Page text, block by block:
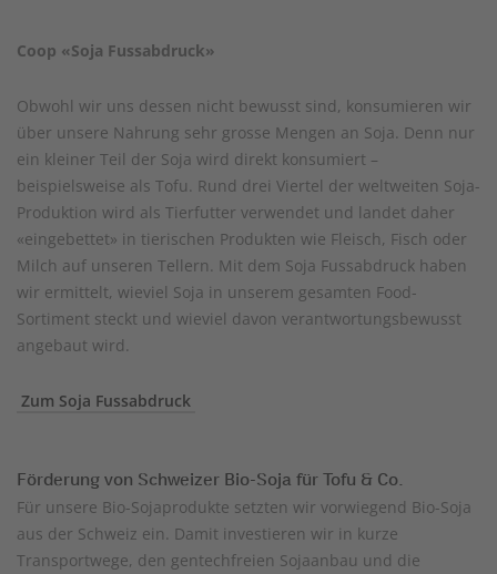
Coop «Soja Fussabdruck»
Obwohl wir uns dessen nicht bewusst sind, konsumieren wir
über unsere Nahrung sehr grosse Mengen an Soja. Denn nur
ein kleiner Teil der Soja wird direkt konsumiert –
beispielsweise als Tofu. Rund drei Viertel der weltweiten Soja-
Produktion wird als Tierfutter verwendet und landet daher
«eingebettet» in tierischen Produkten wie Fleisch, Fisch oder
Milch auf unseren Tellern. Mit dem Soja Fussabdruck haben
wir ermittelt, wieviel Soja in unserem gesamten Food-
Sortiment steckt und wieviel davon verantwortungsbewusst
angebaut wird.
Zum Soja Fussabdruck
Förderung von Schweizer Bio-Soja für Tofu & Co.
Für unsere Bio-Sojaprodukte setzten wir vorwiegend Bio-Soja
aus der Schweiz ein. Damit investieren wir in kurze
Transportwege, den gentechfreien Sojaanbau und die